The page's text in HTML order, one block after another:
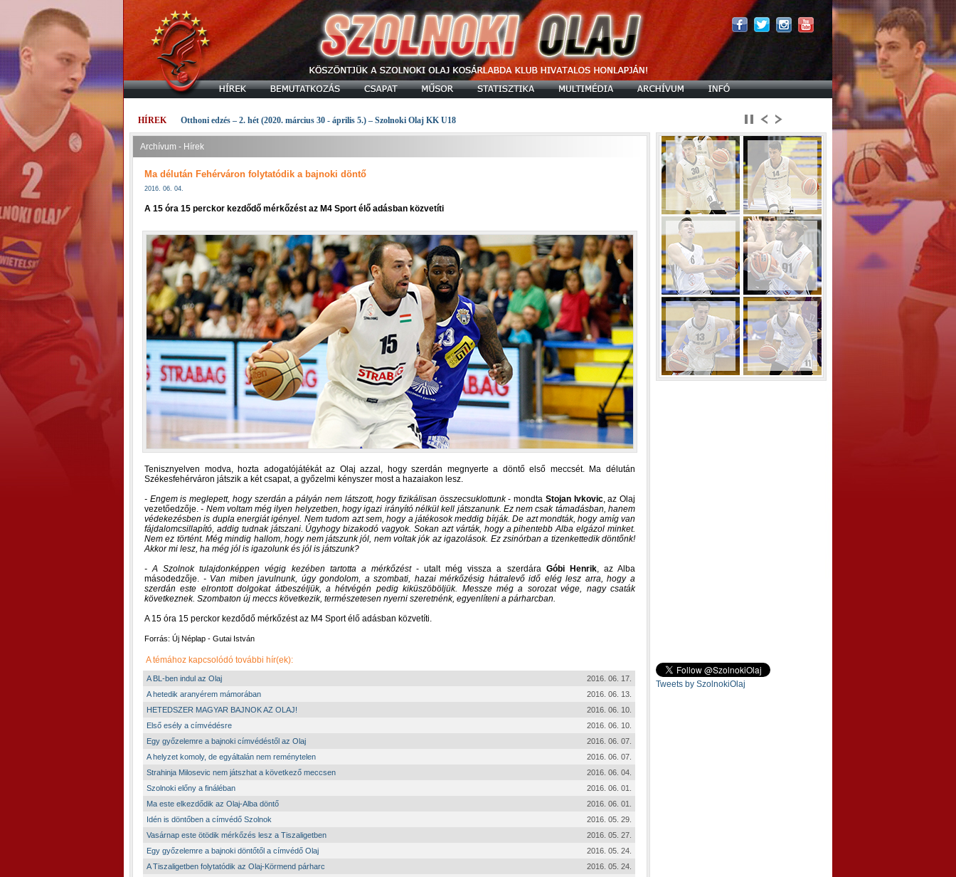
HÍREK Otthoni edzés – 2. hét (2020. március 30 - április 5.) – Szolnoki Olaj KK U18
Archívum - Hírek
Ma délután Fehérváron folytatódik a bajnoki döntő
2016. 06. 04.
A 15 óra 15 perckor kezdődő mérkőzést az M4 Sport élő adásban közvetíti
Tenisznyelven modva, hozta adogatójátékát az Olaj azzal, hogy szerdán megnyerte a döntő első meccsét. Ma délután
Székesfehérváron játszik a két csapat, a győzelmi kényszer most a hazaiakon lesz.
- Engem is meglepett, hogy szerdán a pályán nem látszott, hogy fizikálisan összecsuklottunk- mondta Stojan Ivkovic, az Olaj
vezetőedzője.- Nem voltam még ilyen helyzetben, hogy igazi irányító nélkül kell játszanunk. Ez nem csak támadásban, hanem
védekezésben is dupla energiát igényel. Nem tudom azt sem, hogy a játékosok meddig bírják. De azt mondták, hogy amíg van
fájdalomcsillapító, addig tudnak játszani. Úgyhogy bizakodó vagyok. Sokan azt várták, hogy a pihentebb Alba elgázol minket.
Nem ez történt. Még mindig hallom, hogy nem játszunk jól, nem voltak jók az igazolások. Ez zsinórban a tizenkettedik döntőnk!
Akkor mi lesz, ha még jól is igazolunk és jól is játszunk?
- A Szolnok tulajdonképpen végig kezében tartotta a mérkőzést- utalt még vissza a szerdára Góbi Henrik, az Alba
másodedzője. - Van miben javulnunk, úgy gondolom, a szombati, hazai mérkőzésig hátralevő idő elég lesz arra, hogy a
szerdán este elrontott dolgokat átbeszéljük, a hétvégén pedig kiküszöböljük. Messze még a sorozat vége, nagy csaták
következnek. Szombaton új meccs következik, természetesen nyerni szeretnénk, egyenlíteni a párharcban.
A 15 óra 15 perckor kezdődő mérkőzést az M4 Sport élő adásban közvetíti.
Forrás: Új Néplap - Gutai István
A témához kapcsolódó további hír(ek):
A BL-ben indul az Olaj
2016. 06. 17.
A hetedik aranyérem mámorában
2016. 06. 13.
HETEDSZER MAGYAR BAJNOK AZ OLAJ!
2016. 06. 10.
Első esély a címvédésre
2016. 06. 10.
Egy győzelemre a bajnoki címvédéstől az Olaj
2016. 06. 07.
A helyzet komoly, de egyáltalán nem reménytelen
2016. 06. 07.
Strahinja Milosevic nem játszhat a következő meccsen
2016. 06. 04.
Szolnoki előny a fináléban
2016. 06. 01.
Ma este elkezdődik az Olaj-Alba döntő
2016. 06. 01.
Idén is döntőben a címvédő Szolnok
2016. 05. 29.
Vasárnap este ötödik mérkőzés lesz a Tiszaligetben
2016. 05. 27.
Egy győzelemre a bajnoki döntőtől a címvédő Olaj
2016. 05. 24.
A Tiszaligetben folytatódik az Olaj-Körmend párharc
2016. 05. 24.
Tweets by SzolnokiOlaj